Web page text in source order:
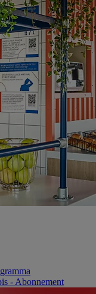
- Abonnement